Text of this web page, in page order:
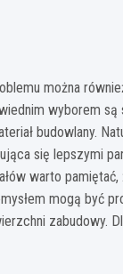
można
wyborem są
budowlany.
się lepszymi
warto
mogą być
zabudowy.